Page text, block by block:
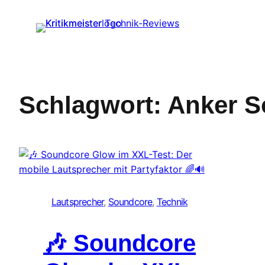
Schlagwort: Anker
Lautsprecher, Soundcore, Technik
🎶 Soundcore